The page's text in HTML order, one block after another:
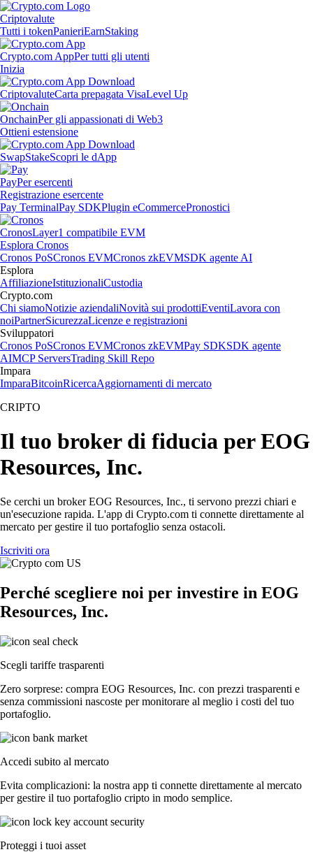
Criptovalute
Tutti i tokenPanieriEarnStaking
Crypto.com AppPer tutti gli utenti
Inizia
CriptovaluteCarta prepagata VisaLevel Up
OnchainPer gli appassionati di Web3
Ottieni estensione
SwapStakeScopri le dApp
PayPer esercenti
Registrazione esercente
Pay TerminalPay SDKPlugin eCommercePronostici
CronosLayer1 compatibile EVM
Esplora Cronos
Cronos PoSCronos EVMCronos zkEVMSDK agente AI
Esplora
AffiliazioneIstituzionaliCustodia
Crypto.com
Chi siamoNotizie aziendaliNovità sui prodottiEventiLavora con
noiPartnerSicurezzaLicenze e registrazioni
Sviluppatori
Cronos PoSCronos EVMCronos zkEVMPay SDKSDK agente
AIMCP ServersTrading Skill Repo
Impara
ImparaBitcoinRicercaAggiornamenti di mercato
CRIPTO
Il tuo broker di fiducia per EOG
Resources, Inc.
Se cerchi un broker EOG Resources, Inc., ti servono prezzi chiari e
un'esecuzione rapida. L'app di Crypto.com ti connette direttamente al
mercato per gestire il tuo portafoglio senza ostacoli.
Iscriviti ora
Perché scegliere noi per investire in EOG
Resources, Inc.
Scegli tariffe trasparenti
Zero sorprese: compra EOG Resources, Inc. con prezzi trasparenti e
senza commissioni nascoste per monitorare al meglio i costi del tuo
portafoglio.
Accedi subito al mercato
Evita complicazioni: la nostra app ti connette direttamente al mercato
per gestire il tuo portafoglio cripto in modo semplice.
Proteggi i tuoi asset